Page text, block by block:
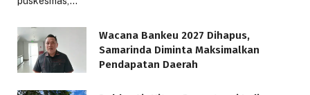
Wacana Bankeu 2027 Dihapus,
Samarinda Diminta Maksimalkan
Pendapatan Daerah